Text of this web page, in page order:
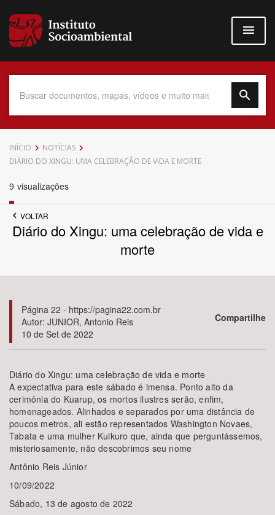
para
conteúdo
Data do Documento
Até
Bioma / Bacia
Tema
Área de Levantamento
Área Protegida
INÍCIO
NOTÍCIAS
DIÁRIO DO XINGU: UMA CELEBRAÇÃO DE VIDA E MORTE
9 visualizações
VOLTAR
Diário do Xingu: uma celebração de vida e
morte
Página 22 - https://pagina22.com.br
Autor: JUNIOR, Antonio Reis
10 de Set de 2022
Compartilhe
Diário do Xingu: uma celebração de vida e morte
A expectativa para este sábado é imensa. Ponto alto da
cerimônia do Kuarup, os mortos ilustres serão, enfim,
homenageados. Alinhados e separados por uma distância de
poucos metros, ali estão representados Washington Novaes,
Tabata e uma mulher Kuikuro que, ainda que perguntássemos,
misteriosamente, não descobrimos seu nome
Antônio Reis Júnior
10/09/2022
Sábado, 13 de agosto de 2022